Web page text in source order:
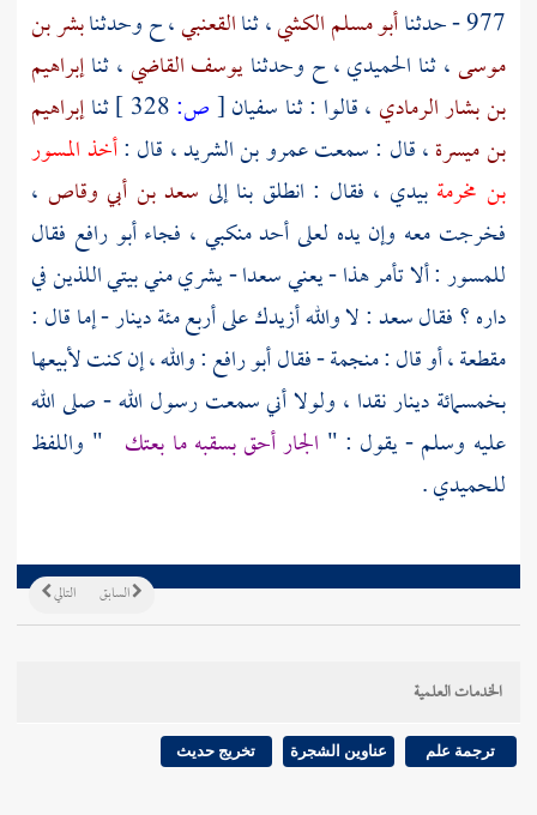
977 - حدثنا أبو مسلم الكشي، ثناالقعنبي، ح وحدثنابشر بن
موسى، ثنا الحميدي، ح وحدثنايوسف القاضي، ثناإبراهيم
بن بشار الرمادي ، قالوا : ثنا سفيان[ص: ثناإبراهيم
بن ميسرة، قال : سمعتعمرو بن الشريد، قال :أخذ المسور
بن مخرمةبيدي ، فقال : انطلق بنا إلى سعد بن أبي وقاص ،
فخرجت معه وإن يده لعلى أحد منكبي ، فجاءأبو رافع فقال
للمسور: ألا تأمر هذا - يعنيسعدا- يشري مني بيتي اللذين في
داره ؟ فقالسعد: لا والله أزيدك على أربع مئة دينار - إما قال :
مقطعة ، أو قال : منجمة - فقالأبو رافع: والله ، إن كنت لأبيعها
بخمسمائة دينار نقدا ، ولولا أني سمعت رسول الله - صلى الله
عليه وسلم - يقول : " الجار أحق بسقبه ما بعتك " واللفظ
للحميدي.
التالي السابق
الخدمات العلمية
ترجمة علم عناوين الشجرة تخريج حديث